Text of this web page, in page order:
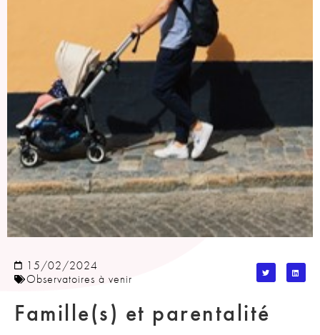
15/02/2024
Observatoires à venir
Famille(s) et parentalité